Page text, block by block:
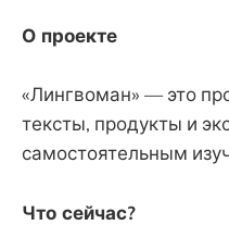
О проекте
«Лингвоман» — это
тексты, продукты и
самостоятельным
Что сейчас?